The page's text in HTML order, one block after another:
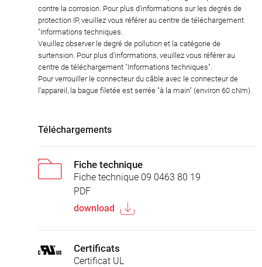
contre la corrosion. Pour plus d'informations sur les degrés de
protection IP, veuillez vous référer au centre de téléchargement
"Informations techniques.
Veuillez observer le degré de pollution et la catégorie de
surtension. Pour plus d'informations, veuillez vous référer au
centre de téléchargement "Informations techniques".
Pour verrouiller le connecteur du câble avec le connecteur de
l'appareil, la bague filetée est serrée "à la main" (environ 60 cNm).
Téléchargements
Fiche technique
Fiche technique 09 0463 80 19
PDF
download
Certificats
Certificat UL